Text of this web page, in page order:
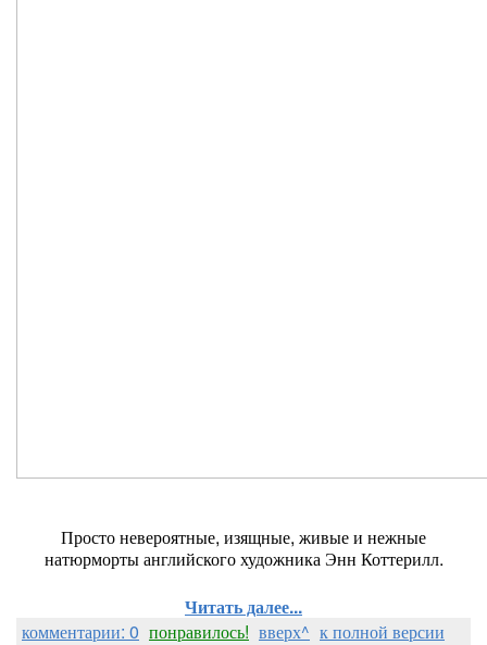
Просто невероятные, изящные, живые и нежные
натюрморты английского художника Энн Коттерилл.
Читать далее...
комментарии: 0 понравилось! вверх^ к полной версии